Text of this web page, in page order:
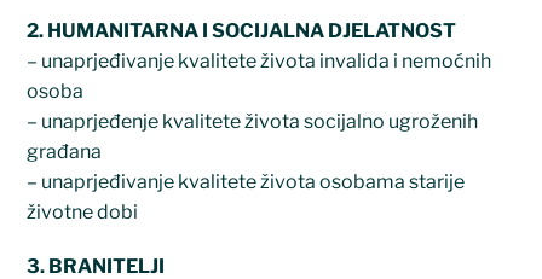
2. HUMANITARNA I SOCIJALNA DJELATNOST
– unaprjeđivanje kvalitete života invalida i nemoćnih
osoba
– unaprjeđenje kvalitete života socijalno ugroženih
građana
– unaprjeđivanje kvalitete života osobama starije
životne dobi
3. BRANITELJI